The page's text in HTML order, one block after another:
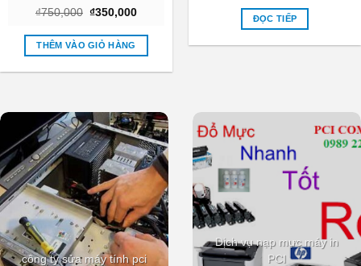
Lấy Liền
₫750,000 Giá
là:
₫750,000.
₫350,000Giá
tại
₫350,000.
THÊM VÀO GIỎ HÀNG
ĐỌC TIẾP
công ty sửa máy tính pci
Dịch vụ nạp mực máy in
PCI